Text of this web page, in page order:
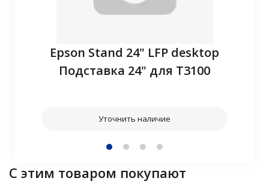
Epson Stand 24" LFP desktop
Подставка 24" для T3100
Уточнить наличие
С этим товаром покупают